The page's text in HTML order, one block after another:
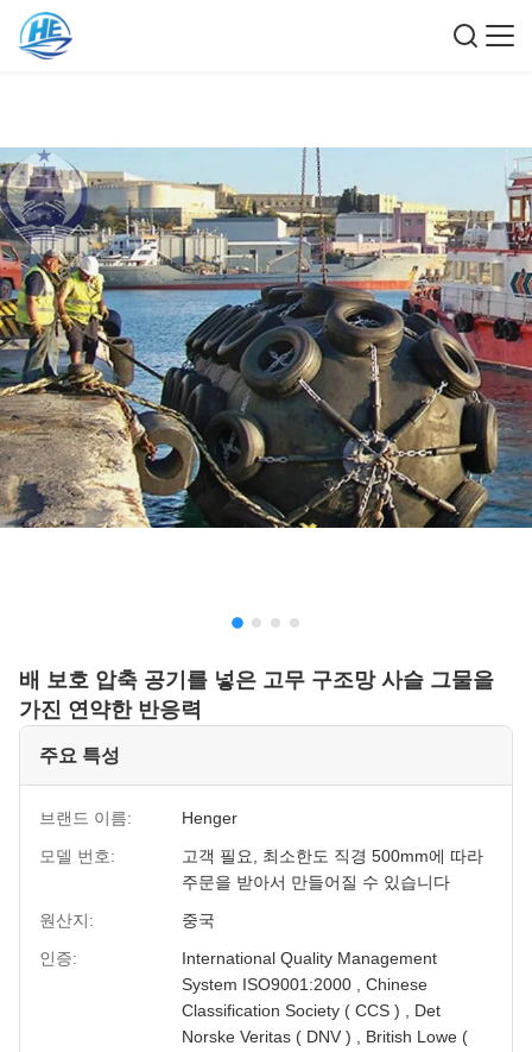
배 보호 압축 공기를 넣은 고무 구조망 사슬 그물을
가진 연약한 반응력
주요 특성
브랜드 이름:
Henger
모델 번호:
고객 필요, 최소한도 직경 500mm에 따라
주문을 받아서 만들어질 수 있습니다
원산지:
중국
인증:
International Quality Management
System ISO9001:2000 , Chinese
Classification Society ( CCS ) , Det
Norske Veritas ( DNV ) , British Lowe (